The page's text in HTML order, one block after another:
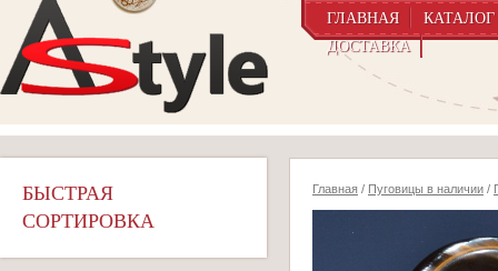
ГЛАВНАЯ
КАТАЛОГ
ДОСТАВКА
БЫСТРАЯ
СОРТИРОВКА
Главная / Пуговицы в наличии /